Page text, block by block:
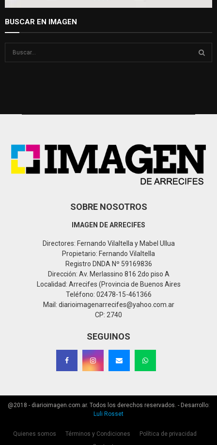
BUSCAR EN IMAGEN
SOBRE NOSOTROS
IMAGEN DE ARRECIFES
Directores: Fernando Vilaltella y Mabel Ullua
Propietario: Fernando Vilaltella
Registro DNDA Nº 59169836
Dirección: Av. Merlassino 816 2do piso A
Localidad: Arrecifes (Provincia de Buenos Aires
Teléfono: 02478-15-461366
Mail: diarioimagenarrecifes@yahoo.com.ar
CP: 2740
SEGUINOS
@2018 - diarioimagen.com.ar. Todos los derechos reservados. - Desarrollo:
Luli Rosset
Quienes somos Términos y Condiciones
Política de privacidad